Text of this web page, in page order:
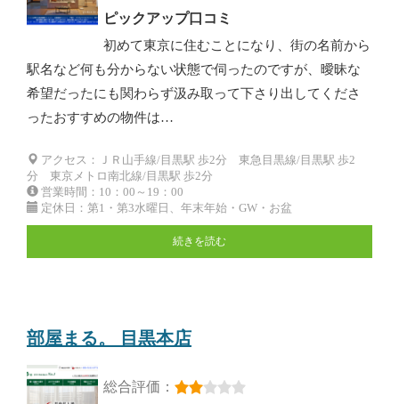
ピックアップ口コミ
初めて東京に住むことになり、街の名前から
駅名など何も分からない状態で伺ったのですが、曖昧な
希望だったにも関わらず汲み取って下さり出してくださ
ったおすすめの物件は…
アクセス：ＪＲ山手線/目黒駅 歩2分 東急目黒線/目黒駅 歩2
分 東京メトロ南北線/目黒駅 歩2分
営業時間：10：00～19：00
定休日：第1・第3水曜日、年末年始・GW・お盆
続きを読む
部屋まる。 目黒本店
総合評価：